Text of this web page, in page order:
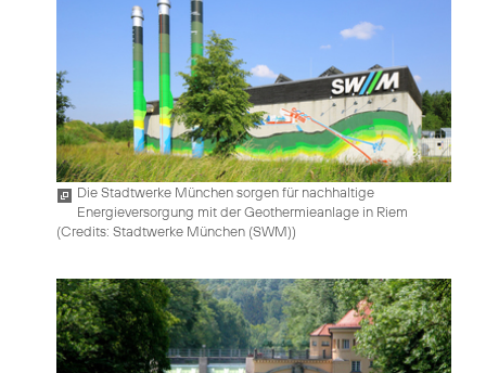
Die Stadtwerke München sorgen für nachhaltige
Energieversorgung mit der Geothermieanlage in Riem
(Credits: Stadtwerke München (SWM))